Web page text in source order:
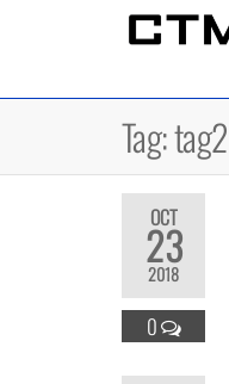
Tag:tag2
OCT
23
2018
0